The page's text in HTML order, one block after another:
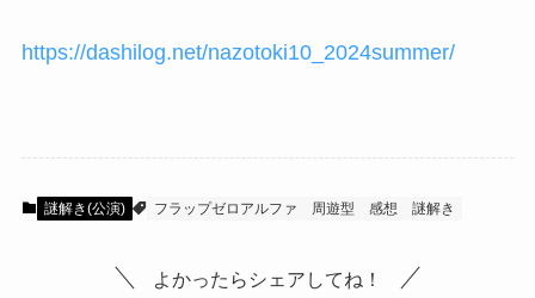
https://dashilog.net/nazotoki10_2024summer/
謎解き(公演) フラップゼロアルファ 周遊型 感想 謎解き
よかったらシェアしてね！